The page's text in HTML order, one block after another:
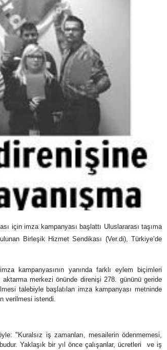
için imza kampanyası başlattı Uluslararası taşıma
Birleşik Hizmet Sendikası (Ver.di), Türkiye’de
kampanyasının yanında farklı eylem biçimleri
merkezi önünde direnişi 278. gününü geride
talebiyle başlatılan imza kampanyası metninde
verilmesi istendi.
"Kuralsız iş zamanları, mesailerin ödenmemesi,
Yaklaşık bir yıl önce çalışanlar, ücretleri ve iş